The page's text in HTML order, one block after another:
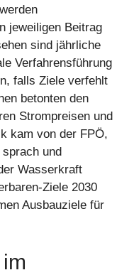
jeweiligen Beitrag
sind jährliche
Verfahrensführung
falls Ziele verfehlt
betonten den
Strompreisen und
kam von der FPÖ,
und
Wasserkraft
Ziele 2030
Ausbauziele für